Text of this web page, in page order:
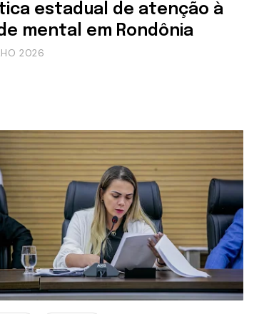
estadual de atenção à
mental em Rondônia
2026